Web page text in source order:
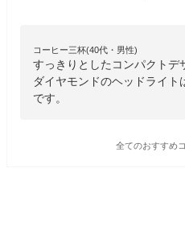
コーヒー三杯(40代・男性)
すっきりとしたコンパクトデ
ダイヤモンドのヘッドライ
です。
全てのおすすめ